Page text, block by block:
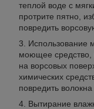
теплой воде с
протрите пятно,
повредить
Использование
моющее средство,
на ворсовых
химических
повредить волокна
Вытирание